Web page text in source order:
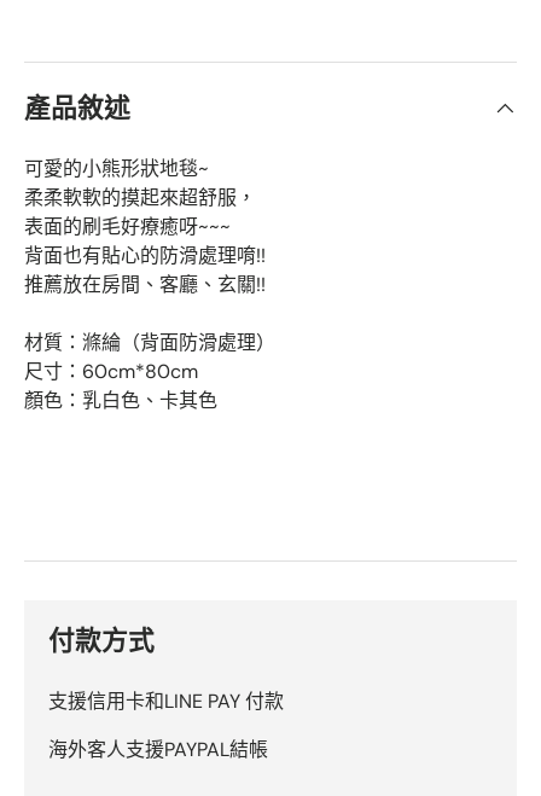
產品敘述
可愛的小熊形狀地毯~
柔柔軟軟的摸起來超舒服，
表面的刷毛好療癒呀~~~
背面也有貼心的防滑處理唷!!
推薦放在房間、客廳、玄關!!
材質：滌綸（背面防滑處理）
尺寸：60cm*80cm
顏色：乳白色、卡其色
付款方式
支援信用卡和LINE PAY 付款
海外客人支援PAYPAL結帳